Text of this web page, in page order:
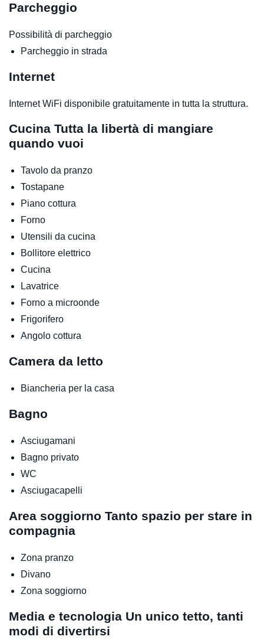
Parcheggio
Possibilità di parcheggio
Parcheggio in strada
Internet
Internet WiFi disponibile gratuitamente in tutta la struttura.
Cucina Tutta la libertà di mangiare
quando vuoi
Tavolo da pranzo
Tostapane
Piano cottura
Forno
Utensili da cucina
Bollitore elettrico
Cucina
Lavatrice
Forno a microonde
Frigorifero
Angolo cottura
Camera da letto
Biancheria per la casa
Bagno
Asciugamani
Bagno privato
WC
Asciugacapelli
Area soggiorno Tanto spazio per stare in
compagnia
Zona pranzo
Divano
Zona soggiorno
Media e tecnologia Un unico tetto, tanti
modi di divertirsi